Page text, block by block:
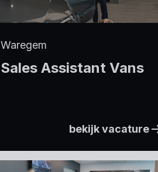
Waregem
Sales Assistant Vans
bekijk vacature